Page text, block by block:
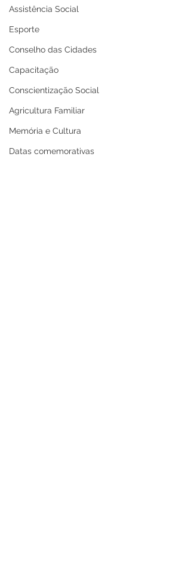
Assistência Social
Esporte
Conselho das Cidades
Capacitação
Conscientização Social
Agricultura Familiar
Memória e Cultura
Datas comemorativas
Epitaciolândia